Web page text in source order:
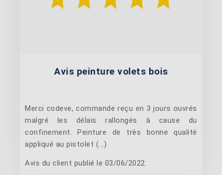
Avis peinture volets bois
Merci codeve, commande reçu en 3 jours ouvrés
malgré les délais rallongés à cause du
confinement. Peinture de très bonne qualité
appliqué au pistolet (...)
Avis du client publié le 03/06/2022.